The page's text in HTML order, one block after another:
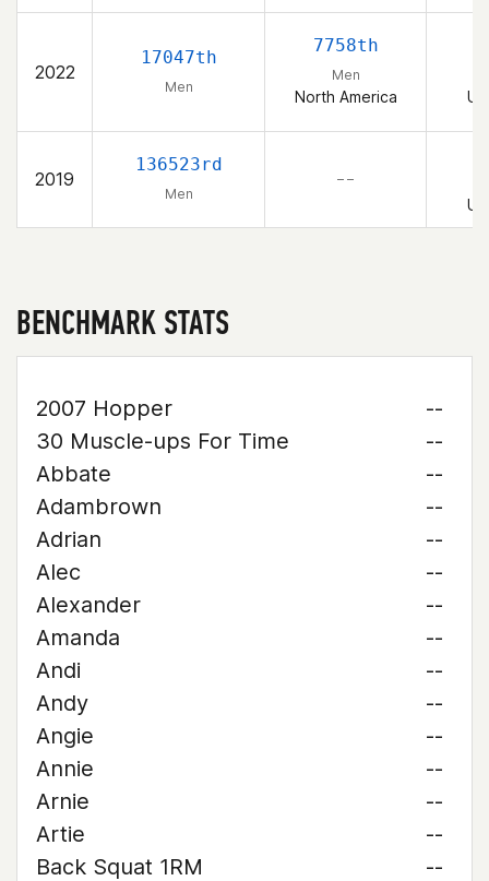
2022
17047th
Men
7758th
Men
North America
2019
136523rd
Men
– –
BENCHMARK STATS
2007 Hopper
--
30 Muscle-ups For Time
--
Abbate
--
Adambrown
--
Adrian
--
Alec
--
Alexander
--
Amanda
--
Andi
--
Andy
--
Angie
--
Annie
--
Arnie
--
Artie
--
Back Squat 1RM
--